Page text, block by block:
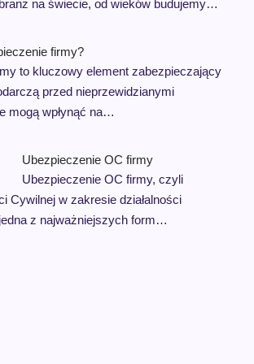
na świecie, od wieków budujemy…
firmy?
to kluczowy element zabezpieczający
przed nieprzewidzianymi
mogą wpłynąć na…
Ubezpieczenie OC firmy
Ubezpieczenie OC firmy, czyli
Cywilnej w zakresie działalności
z najważniejszych form…